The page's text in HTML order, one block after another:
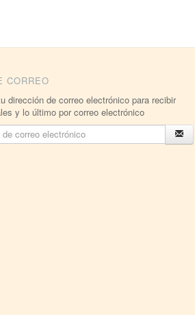
CORREO
dirección de correo electrónico para recibir
y lo último por correo electrónico